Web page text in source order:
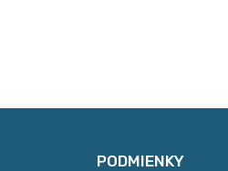
PODMIENKY